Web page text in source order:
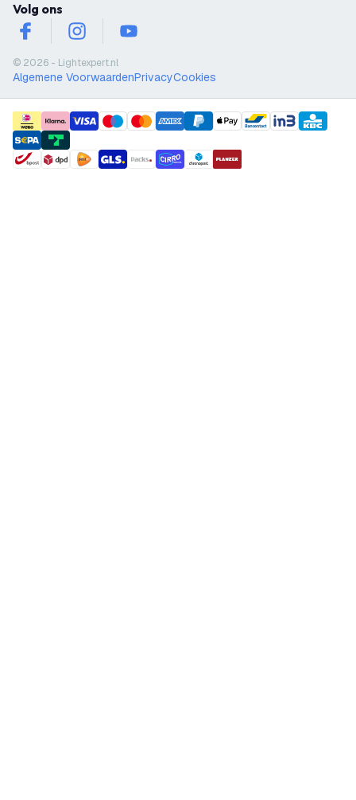
Volg ons
facebookinstagramyoutube
© 2026 - Lightexpert.nl
Algemene VoorwaardenPrivacyCookies
payment methods
shipment methods